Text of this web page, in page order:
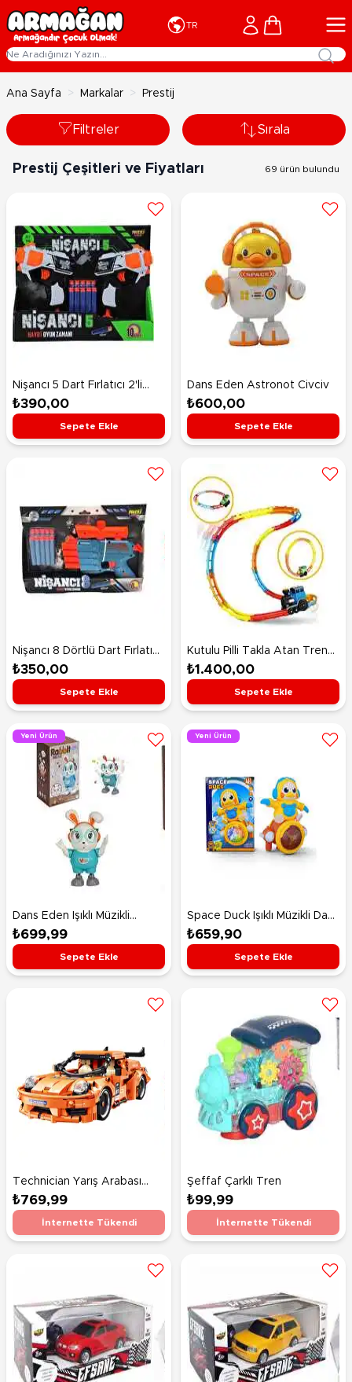
İçeriğe geç
TR Cart
Ana Sayfa > Markalar > Prestij
Filtreler Sırala
Prestij Çeşitleri ve Fiyatları 69 ürün bulundu
Nişancı 5 Dart Fırlatıcı 2'li
Tabanca
₺390,00
Sepete Ekle
Dans Eden Astronot Civciv
₺600,00
Sepete Ekle
Nişancı 8 Dörtlü Dart Fırlatıcı
Silah
₺350,00
Sepete Ekle
Kutulu Pilli Takla Atan Tren
Seti
₺1.400,00
Sepete Ekle
Yeni Ürün
Dans Eden Işıklı Müzikli
Hareketli Tavşan
₺699,99
Sepete Ekle
Yeni Ürün
Space Duck Işıklı Müzikli Dans
Eden Ördek Robot
₺659,90
Sepete Ekle
Technician Yarış Arabası
769 Parça
₺769,99
İnternette Tükendi
Şeffaf Çarklı Tren
₺99,99
İnternette Tükendi